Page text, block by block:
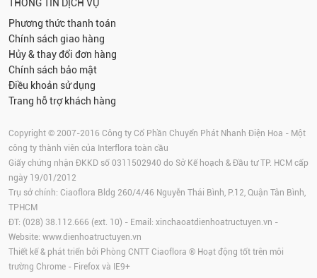
THÔNG TIN DỊCH VỤ
Phương thức thanh toán
Chính sách giao hàng
Hủy & thay đổi đơn hàng
Chính sách bảo mật
Điều khoản sử dụng
Trang hỗ trợ khách hàng
Copyright © 2007-2016 Công ty Cổ Phần Chuyển Phát Nhanh Điện Hoa - Một
công ty thành viên của Interflora toàn cầu
Giấy chứng nhận ĐKKD số 0311502940 do Sở Kế hoạch & Đầu tư TP. HCM cấp
ngày 19/01/2012
Trụ sở chính: Ciaoflora Bldg 260/4/46 Nguyễn Thái Bình, P.12, Quận Tân Bình,
TPHCM
ĐT: (028) 38.112.666 (ext. 10) - Email: xinchaoatdienhoatructuyen.vn -
Website: www.dienhoatructuyen.vn
Thiết kế & phát triển bởi Phòng CNTT Ciaoflora ® Hoạt động tốt trên môi
trường Chrome - Firefox và IE9+